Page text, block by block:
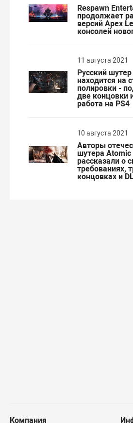
Respawn
продолжает
версий Apex
консолей
11 августа 2021
Русский
находится на
полировки -
две концовки
работа на PS4
10 августа 2021
Авторы
шутера Atomic
рассказали о
требованиях,
концовках и
Компания